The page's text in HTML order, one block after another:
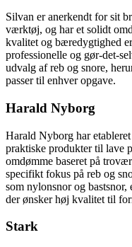
Silvan er anerkendt for sit
værktøj, og har et solidt
kvalitet og bæredygtighed
professionelle og gør-det-
udvalg af reb og snore,
passer til enhver opgave.
Harald Nyborg
Harald Nyborg har
praktiske produkter til lave
omdømme baseret på
specifikt fokus på reb og
som nylonsnor og
der ønsker høj kvalitet til
Stark